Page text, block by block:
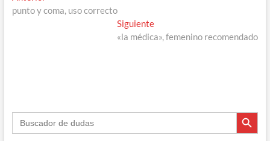
k
de
anterior:
punto y coma, uso correcto
SiguienteEntrada
siguiente:
«la médica», femenino recomendado
Buscar: Botón de